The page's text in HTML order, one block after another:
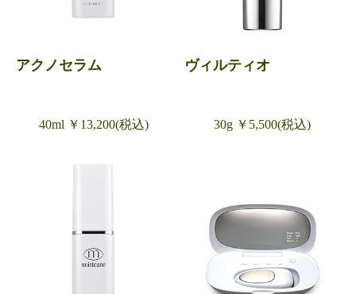
アクノセラム
40ml ￥13,200(税込)
ヴィルティオ
30g ￥5,500(税込)